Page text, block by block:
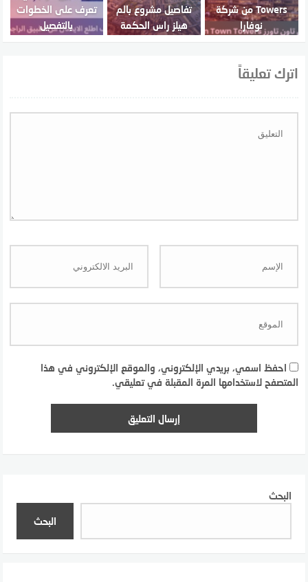
Towers من شركة
نوفارا
تفاصيل مشروع بالم
هيلز راس الحكمة
تعرف على الخطوات
بالتفصيل
اترك تعليقاً
احفظ اسمي، بريدي الإلكتروني، والموقع الإلكتروني في هذا
المتصفح لاستخدامها المرة المقبلة في تعليقي.
البحث
البحث